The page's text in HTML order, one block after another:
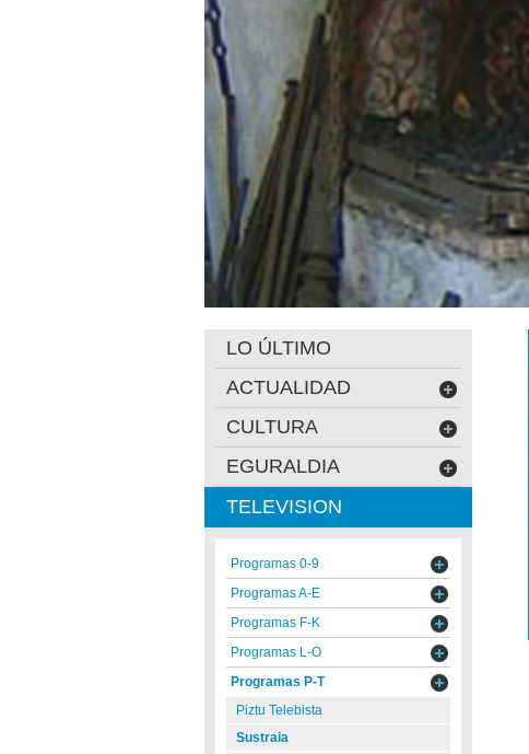
LO ÚLTIMO
ACTUALIDAD
CULTURA
EGURALDIA
TELEVISION
Programas 0-9
Programas A-E
Programas F-K
Programas L-O
Programas P-T
Piztu Telebista
Sustraia